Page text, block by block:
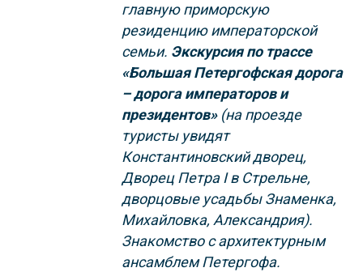
главную приморскую
резиденцию императорской
семьи. Экскурсия по трассе
«Большая Петергофская дорога
– дорога императоров и
президентов»(на проезде
туристы увидят
Константиновский дворец,
Дворец Петра I в Стрельне,
дворцовые усадьбы Знаменка,
Михайловка, Александрия).
Знакомство с архитектурным
ансамблем Петергофа.